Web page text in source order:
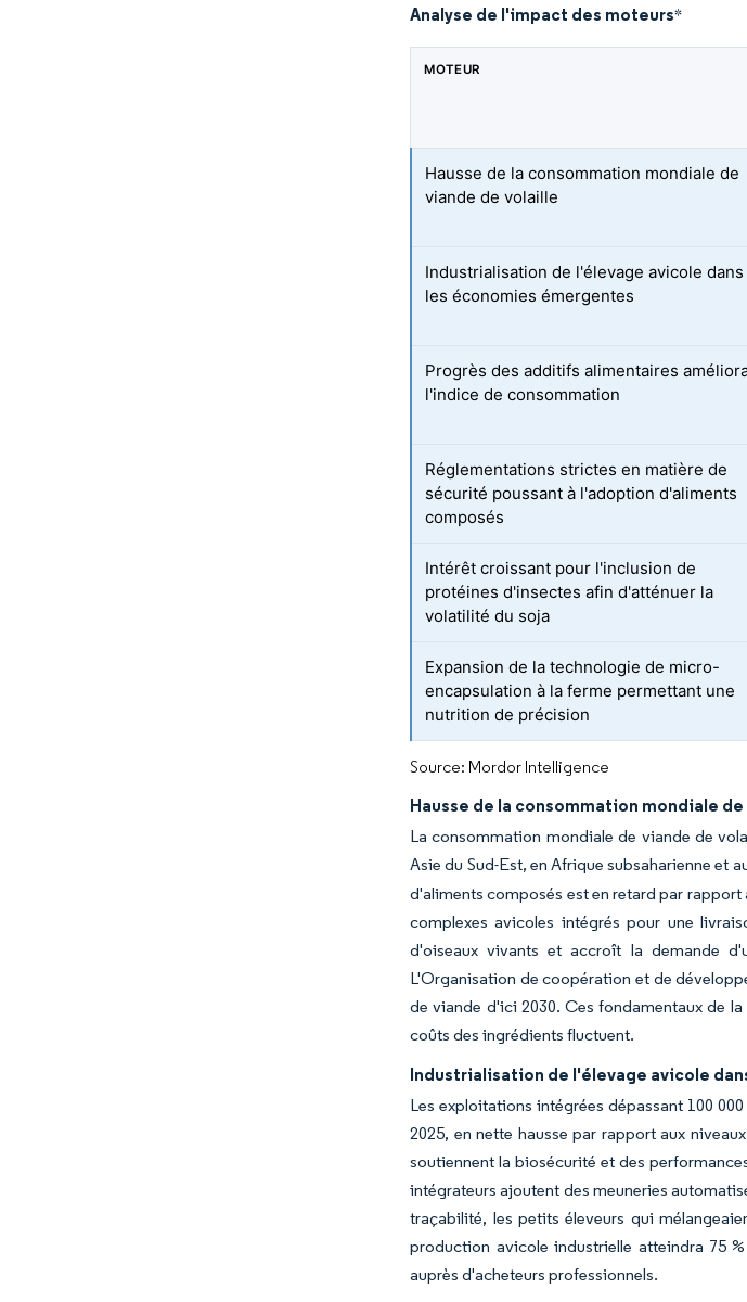
Analyse de l'impact des moteurs*
MOTEUR
Hausse de la consommation mondiale de
viande de volaille
Industrialisation de l'élevage avicole dans
les économies émergentes
Progrès des additifs alimentaires
l'indice de consommation
Réglementations strictes en matière de
sécurité poussant à l'adoption d'aliments
composés
Intérêt croissant pour l'inclusion de
protéines d'insectes afin d'atténuer la
volatilité du soja
Expansion de la technologie de micro-
encapsulation à la ferme permettant une
nutrition de précision
Source: Mordor Intelligence
Hausse de la consommation mondiale
La consommation mondiale de viande de
Asie du Sud-Est, en Afrique subsaharienne et
d'aliments composés est en retard par
complexes avicoles intégrés pour une
d'oiseaux vivants et accroît la demande
L'Organisation de coopération et de
de viande d'ici 2030. Ces fondamentaux de
coûts des ingrédients fluctuent.
Industrialisation de l'élevage avicole
Les exploitations intégrées dépassant 100
2025, en nette hausse par rapport aux
soutiennent la biosécurité et des
intégrateurs ajoutent des meuneries
traçabilité, les petits éleveurs qui
production avicole industrielle atteindra 75
auprès d'acheteurs professionnels.